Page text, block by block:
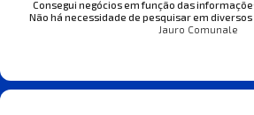
Consegui negócios em função das
Não há necessidade de pesquisar em
Jauro Comunale